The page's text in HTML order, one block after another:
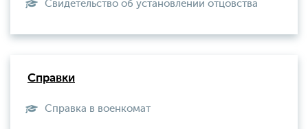
Свидетельство об установлении отцовства
Справки
Справка в военкомат